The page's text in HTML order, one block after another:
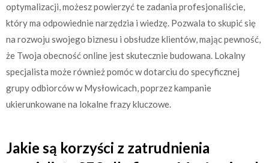
optymalizacji, możesz powierzyć te zadania profesjonaliście,
który ma odpowiednie narzędzia i wiedzę. Pozwala to skupić się
na rozwoju swojego biznesu i obsłudze klientów, mając pewność,
że Twoja obecność online jest skutecznie budowana. Lokalny
specjalista może również pomóc w dotarciu do specyficznej
grupy odbiorców w Mysłowicach, poprzez kampanie
ukierunkowane na lokalne frazy kluczowe.
Jakie są korzyści z zatrudnienia